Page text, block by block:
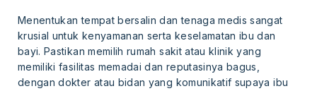
Menentukan tempat bersalin dan tenaga medis sangat
krusial untuk kenyamanan serta keselamatan ibu dan
bayi. Pastikan memilih rumah sakit atau klinik yang
memiliki fasilitas memadai dan reputasinya bagus,
dengan dokter atau bidan yang komunikatif supaya ibu